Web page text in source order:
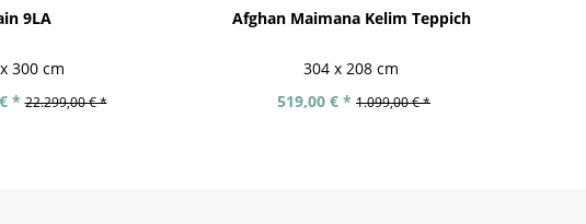
9LA
300 cm
* 22.299,00 € *
Afghan Maimana Kelim Teppich
304 x 208 cm
519,00 € * 1.099,00 € *